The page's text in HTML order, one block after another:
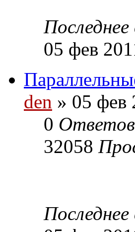
05 фев
den » 05 фев
0 Ответов
32058